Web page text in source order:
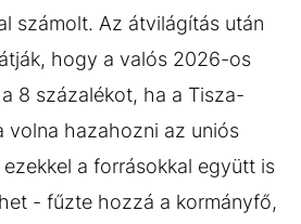
számolt. Az átvilágítás után
hogy a valós 2026-os
8 százalékot, ha a Tisza-
volna hazahozni az uniós
a forrásokkal együtt is
- fűzte hozzá a kormányfő,